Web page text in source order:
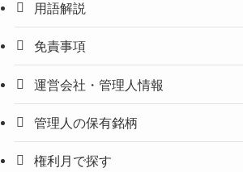
用語解説
免責事項
運営会社・管理人情報
管理人の保有銘柄
権利月で探す